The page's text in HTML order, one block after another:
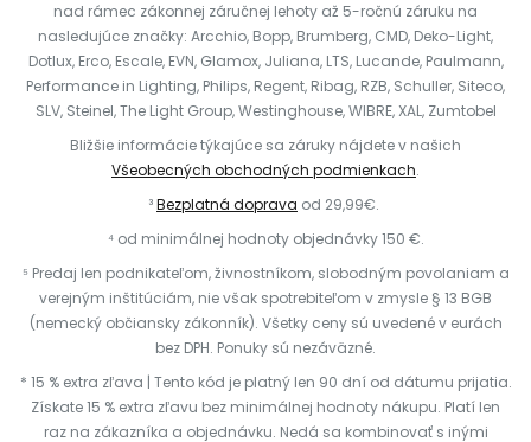
nad rámec zákonnej záručnej lehoty až 5-ročnú záruku na
nasledujúce značky: Arcchio, Bopp, Brumberg, CMD, Deko-Light,
Dotlux, Erco, Escale, EVN, Glamox, Juliana, LTS, Lucande, Paulmann,
Performance in Lighting, Philips, Regent, Ribag, RZB, Schuller, Siteco,
SLV, Steinel, The Light Group, Westinghouse, WIBRE, XAL, Zumtobel
Bližšie informácie týkajúce sa záruky nájdete v našich
Všeobecných obchodných podmienkach.
³Bezplatná doprava od 29,99€.
⁴ od minimálnej hodnoty objednávky 150 €.
⁵ Predaj len podnikateľom, živnostníkom, slobodným povolaniam a
verejným inštitúciám, nie však spotrebiteľom v zmysle § 13 BGB
(nemecký občiansky zákonník). Všetky ceny sú uvedené v eurách
bez DPH. Ponuky sú nezáväzné.
* 15 % extra zľava | Tento kód je platný len 90 dní od dátumu prijatia.
Získate 15 % extra zľavu bez minimálnej hodnoty nákupu. Platí len
raz na zákazníka a objednávku. Nedá sa kombinovať s inými